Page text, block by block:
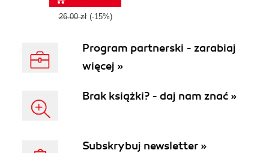
26.00 zł (-15%)
Program partnerski - zarabiaj
więcej »
Brak książki? - daj nam znać »
Subskrybuj newsletter »